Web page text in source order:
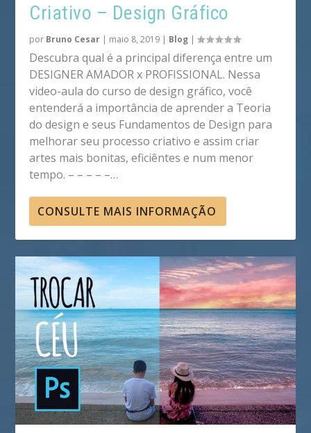
Criativo – Design Gráfico
por Bruno Cesar | maio 8, 2019 | Blog |
Descubra qual é a principal diferença entre um
DESIGNER AMADOR x PROFISSIONAL. Nessa
video-aula do curso de design gráfico, você
entenderá a importância de aprender a Teoria
do design e seus Fundamentos de Design para
melhorar seu processo criativo e assim criar
artes mais bonitas, eficiêntes e num menor
tempo. – – – – –…
CONSULTE MAIS INFORMAÇÃO